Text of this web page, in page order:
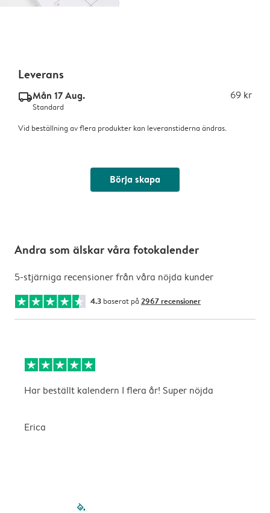
Leverans
delivery_standard_v2Mån 17 Aug. 69 kr
Standard
Vid beställning av flera produkter kan leveranstiderna ändras.
Börja skapa
Andra som älskar våra fotokalender
5-stjärniga recensioner från våra nöjda kunder
4.3 baserat på 2967 recensioner
Har beställt kalendern I flera år! Super nöjda
Erica
filled-pagination